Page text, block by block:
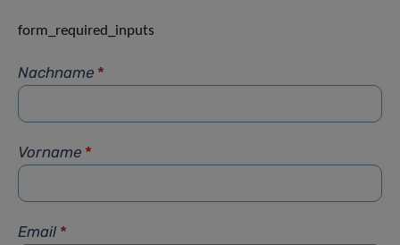
form_required_inputs
Nachname *
Vorname *
Email *